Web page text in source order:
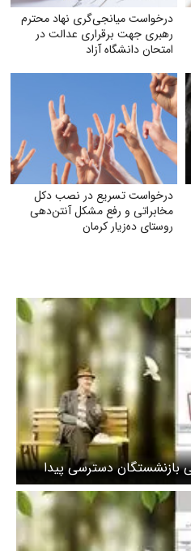
درخواست میانجی‌گری نهاد محترم
رهبری جهت برقراری عدالت در
امتحان دانشگاه آزاد
درخواست تسریع در نصب دکل
مخابراتی و رفع مشکل آنتن‌دهی
روستای ده‌زیار کرمان
بازنشستگان دسترسی پیدا